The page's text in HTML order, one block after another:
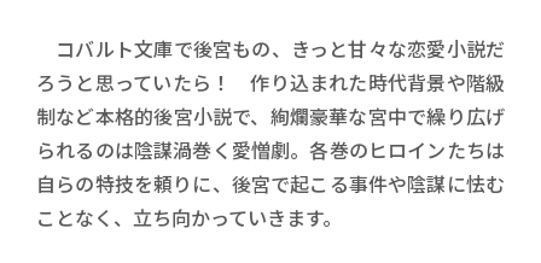
コバルト文庫で後宮もの、きっと甘々な恋愛小説だ
ろうと思っていたら！ 作り込まれた時代背景や階級
制など本格的後宮小説で、絢爛豪華な宮中で繰り広げ
られるのは陰謀渦巻く愛憎劇。各巻のヒロインたちは
自らの特技を頼りに、後宮で起こる事件や陰謀に怯む
ことなく、立ち向かっていきます。